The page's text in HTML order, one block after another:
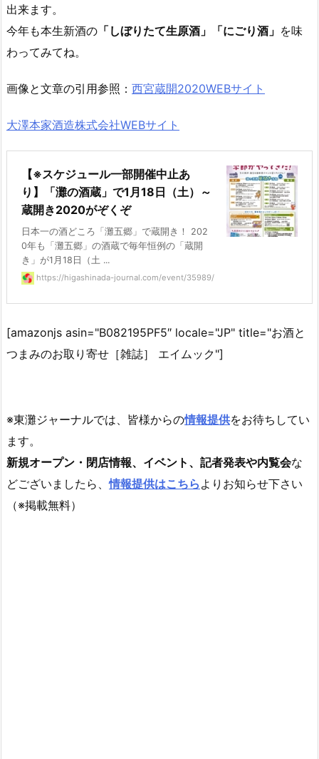
出来ます。
今年も本生新酒の 「しぼりたて生原酒」「にごり酒」 を味
わってみてね。
画像と文章の引用参照： 西宮蔵開2020WEBサイト
大澤本家酒造株式会社WEBサイト
【※スケジュール一部開催中止あ
り】「灘の酒蔵」で1月18日（土）～
蔵開き2020がぞくぞ
日本一の酒どころ「灘五郷」で蔵開き！ 202
0年も「灘五郷」の酒蔵で毎年恒例の「蔵開
き」が1月18日（土 ...
https://higashinada-journal.com/event/35989/
[amazonjs asin="B082195PF5″ locale="JP" title="お酒と
つまみのお取り寄せ［雑誌］ エイムック"]
※東灘ジャーナルでは、皆様からの情報提供をお待ちしてい
ます。
新規オープン・閉店情報、イベント、記者発表や内覧会な
どございましたら、情報提供はこちら よりお知らせ下さい
（※掲載無料）